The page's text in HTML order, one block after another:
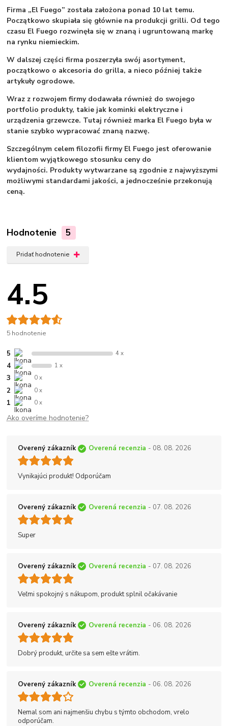
Firma „El Fuego” została założona ponad 10 lat temu.
Początkowo skupiała się głównie na produkcji grilli. Od tego
czasu El Fuego rozwinęła się w znaną i ugruntowaną markę
na rynku niemieckim.
W dalszej części firma poszerzyła swój asortyment,
początkowo o akcesoria do grilla, a nieco później także
artykuły ogrodowe.
Wraz z rozwojem firmy dodawała również do swojego
portfolio produkty, takie jak kominki elektryczne i
urządzenia grzewcze. Tutaj również marka El Fuego była w
stanie szybko wypracować znaną nazwę.
Szczególnym celem filozofii firmy El Fuego jest oferowanie
klientom wyjątkowego stosunku ceny do
wydajności. Produkty wytwarzane są zgodnie z najwyższymi
możliwymi standardami jakości, a jednocześnie przekonują
ceną.
Hodnotenie 5
Pridať hodnotenie
4.5
5 hodnotenie
5 4 x
4 1 x
3 0 x
2 0 x
1 0 x
Ako overíme hodnotenie?
Overený zákazník Overená recenzia - 08. 08. 2026
Vynikajúci produkt! Odporúčam
Overený zákazník Overená recenzia - 07. 08. 2026
Super
Overený zákazník Overená recenzia - 07. 08. 2026
Veľmi spokojný s nákupom, produkt splnil očakávanie
Overený zákazník Overená recenzia - 06. 08. 2026
Dobrý produkt, určite sa sem ešte vrátim.
Overený zákazník Overená recenzia - 06. 08. 2026
Nemal som ani najmenšiu chybu s týmto obchodom, vrelo
odporúčam.